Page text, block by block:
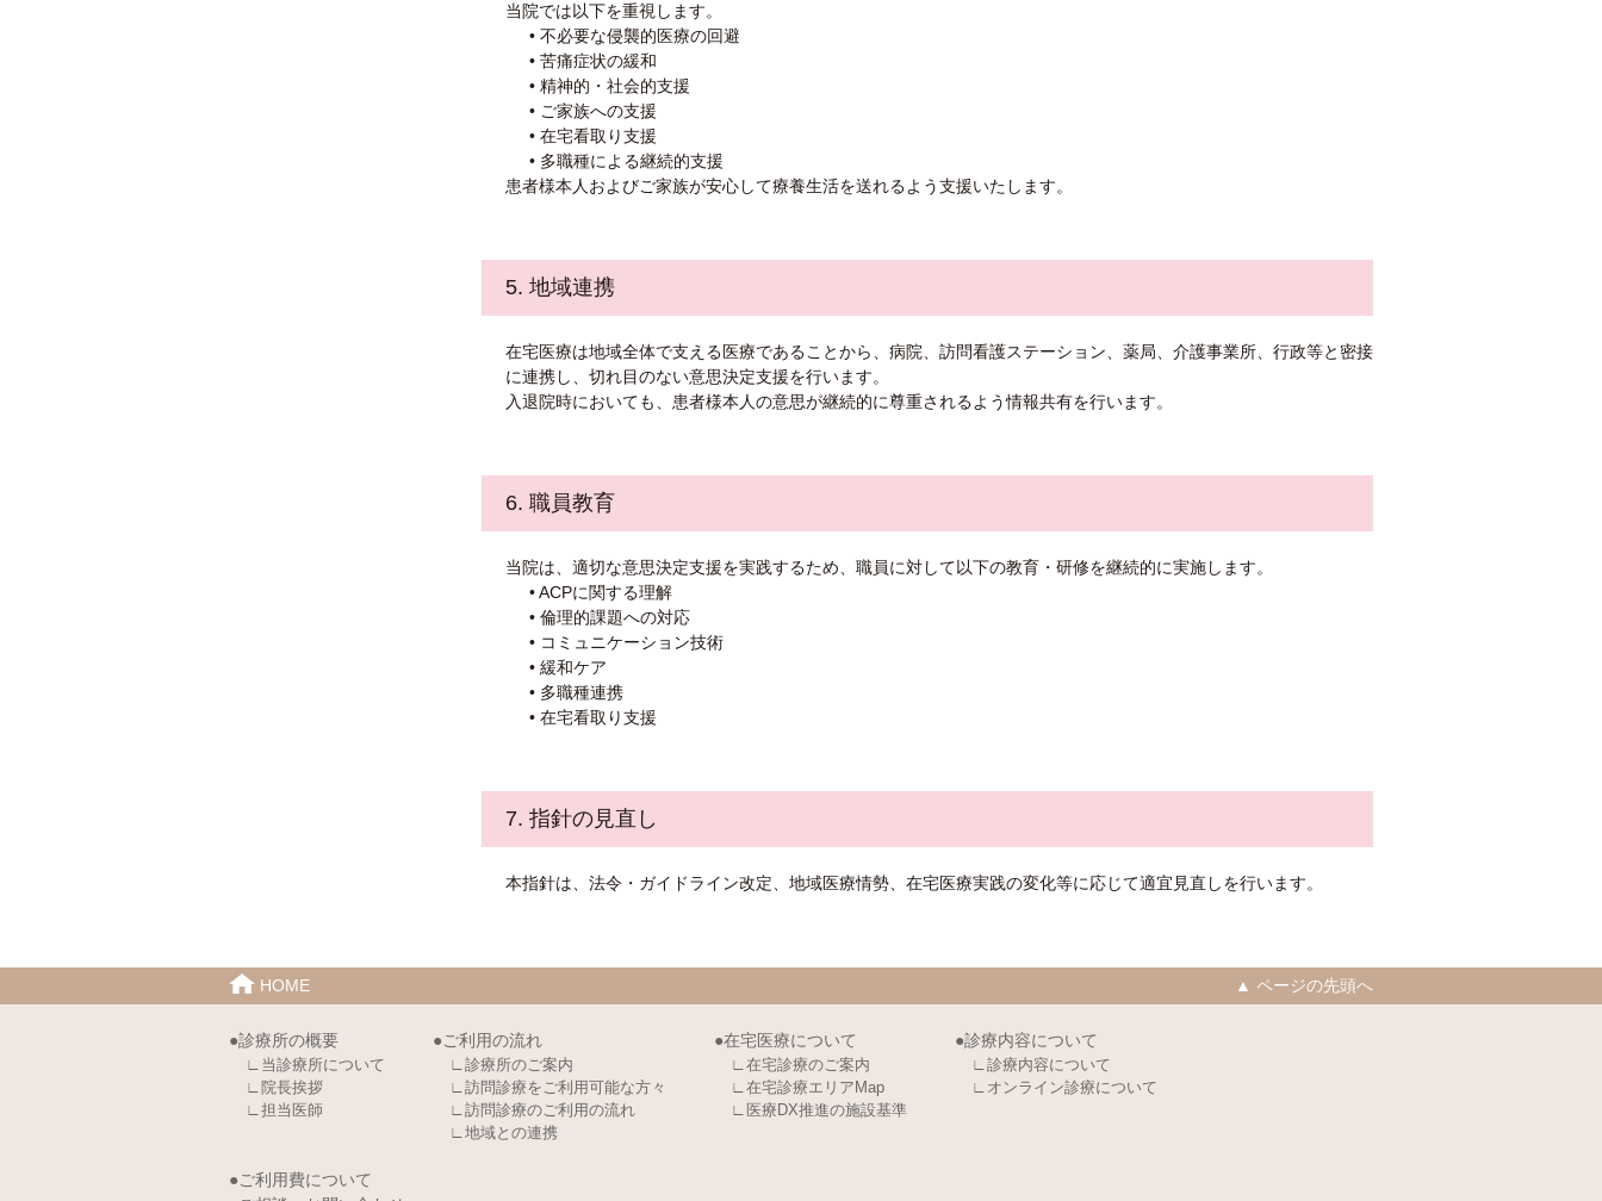
当院では以下を重視します。
• 不必要な侵襲的医療の回避
• 苦痛症状の緩和
• 精神的・社会的支援
• ご家族への支援
• 在宅看取り支援
• 多職種による継続的支援
患者様本人およびご家族が安心して療養生活を送れるよう支援いたします。
5. 地域連携
在宅医療は地域全体で支える医療であることから、病院、訪問看護ステーション、薬局、介護事業所、行政等と密接
に連携し、切れ目のない意思決定支援を行います。
入退院時においても、患者様本人の意思が継続的に尊重されるよう情報共有を行います。
6. 職員教育
当院は、適切な意思決定支援を実践するため、職員に対して以下の教育・研修を継続的に実施します。
• ACPに関する理解
• 倫理的課題への対応
• コミュニケーション技術
• 緩和ケア
• 多職種連携
• 在宅看取り支援
7. 指針の見直し
本指針は、法令・ガイドライン改定、地域医療情勢、在宅医療実践の変化等に応じて適宜見直しを行います。
HOME ▲ ページの先頭へ
●診療所の概要
∟当診療所について
∟院長挨拶
∟担当医師
●ご利用の流れ
∟診療所のご案内
∟訪問診療をご利用可能な方々
∟訪問診療のご利用の流れ
∟地域との連携
●在宅医療について
∟在宅診療のご案内
∟在宅診療エリアMap
∟医療DX推進の施設基準
●診療内容について
∟診療内容について
∟オンライン診療について
●ご利用費について